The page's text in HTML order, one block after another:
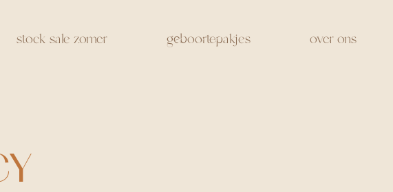
stock sale zomer geboortepakjes over ons